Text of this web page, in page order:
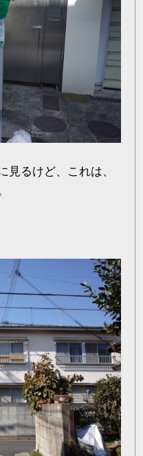
見るけど、これは、